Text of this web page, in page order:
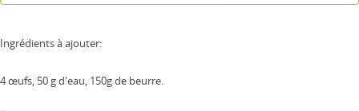
Ingrédients à ajouter:
4 œufs, 50 g d'eau, 150g de beurre.